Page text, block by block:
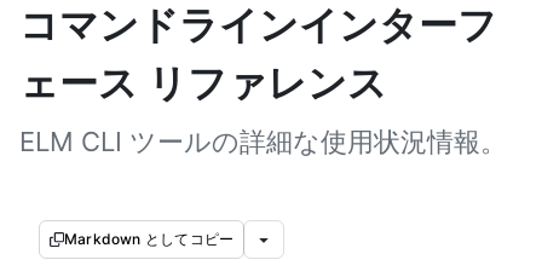
コマンドラインインターフ
ェース リファレンス
ELM CLI ツールの詳細な使用状況情報。
Markdown としてコピー